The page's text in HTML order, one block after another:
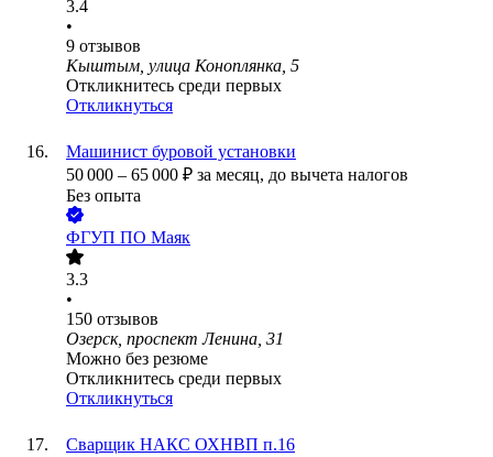
3.4
•
9 отзывов
Кыштым, улица Коноплянка, 5
Откликнитесь среди первых
Откликнуться
Машинист буровой установки
50 000 – 65 000 ₽ за месяц, до вычета налогов
Без опыта
ФГУП ПО Маяк
3.3
•
150 отзывов
Озерск, проспект Ленина, 31
Можно без резюме
Откликнитесь среди первых
Откликнуться
Сварщик НАКС ОХНВП п.16